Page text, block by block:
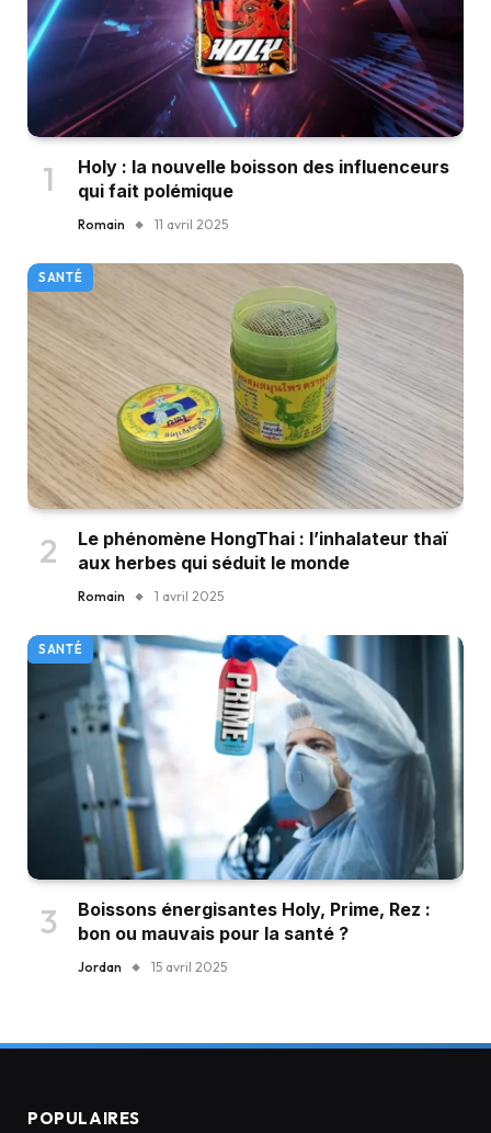
Holy : la nouvelle boisson des influenceurs
qui fait polémique
Romain 11 avril 2025
SANTÉ
Le phénomène HongThai : l’inhalateur thaï
aux herbes qui séduit le monde
Romain 1 avril 2025
SANTÉ
Boissons énergisantes Holy, Prime, Rez :
bon ou mauvais pour la santé ?
Jordan 15 avril 2025
POPULAIRES